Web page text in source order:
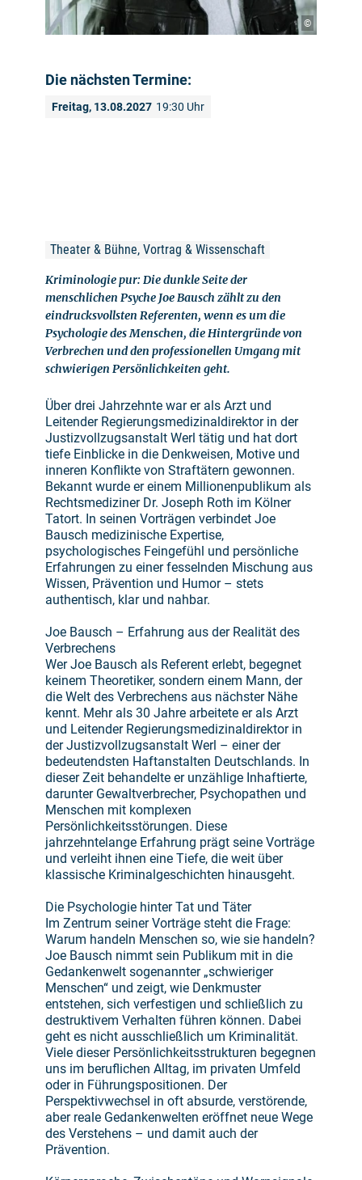
©
Die nächsten Termine:
Freitag, 13.08.2027 19:30 Uhr
Theater & Bühne, Vortrag & Wissenschaft
Kriminologie pur: Die dunkle Seite der
menschlichen Psyche Joe Bausch zählt zu den
eindrucksvollsten Referenten, wenn es um die
Psychologie des Menschen, die Hintergründe von
Verbrechen und den professionellen Umgang mit
schwierigen Persönlichkeiten geht.
Über drei Jahrzehnte war er als Arzt und
Leitender Regierungsmedizinaldirektor in der
Justizvollzugsanstalt Werl tätig und hat dort
tiefe Einblicke in die Denkweisen, Motive und
inneren Konflikte von Straftätern gewonnen.
Bekannt wurde er einem Millionenpublikum als
Rechtsmediziner Dr. Joseph Roth im Kölner
Tatort. In seinen Vorträgen verbindet Joe
Bausch medizinische Expertise,
psychologisches Feingefühl und persönliche
Erfahrungen zu einer fesselnden Mischung aus
Wissen, Prävention und Humor – stets
authentisch, klar und nahbar.
Joe Bausch – Erfahrung aus der Realität des
Verbrechens
Wer Joe Bausch als Referent erlebt, begegnet
keinem Theoretiker, sondern einem Mann, der
die Welt des Verbrechens aus nächster Nähe
kennt. Mehr als 30 Jahre arbeitete er als Arzt
und Leitender Regierungsmedizinaldirektor in
der Justizvollzugsanstalt Werl – einer der
bedeutendsten Haftanstalten Deutschlands. In
dieser Zeit behandelte er unzählige Inhaftierte,
darunter Gewaltverbrecher, Psychopathen und
Menschen mit komplexen
Persönlichkeitsstörungen. Diese
jahrzehntelange Erfahrung prägt seine Vorträge
und verleiht ihnen eine Tiefe, die weit über
klassische Kriminalgeschichten hinausgeht.
Die Psychologie hinter Tat und Täter
Im Zentrum seiner Vorträge steht die Frage:
Warum handeln Menschen so, wie sie handeln?
Joe Bausch nimmt sein Publikum mit in die
Gedankenwelt sogenannter „schwieriger
Menschen“ und zeigt, wie Denkmuster
entstehen, sich verfestigen und schließlich zu
destruktivem Verhalten führen können. Dabei
geht es nicht ausschließlich um Kriminalität.
Viele dieser Persönlichkeitsstrukturen begegnen
uns im beruflichen Alltag, im privaten Umfeld
oder in Führungspositionen. Der
Perspektivwechsel in oft absurde, verstörende,
aber reale Gedankenwelten eröffnet neue Wege
des Verstehens – und damit auch der
Prävention.